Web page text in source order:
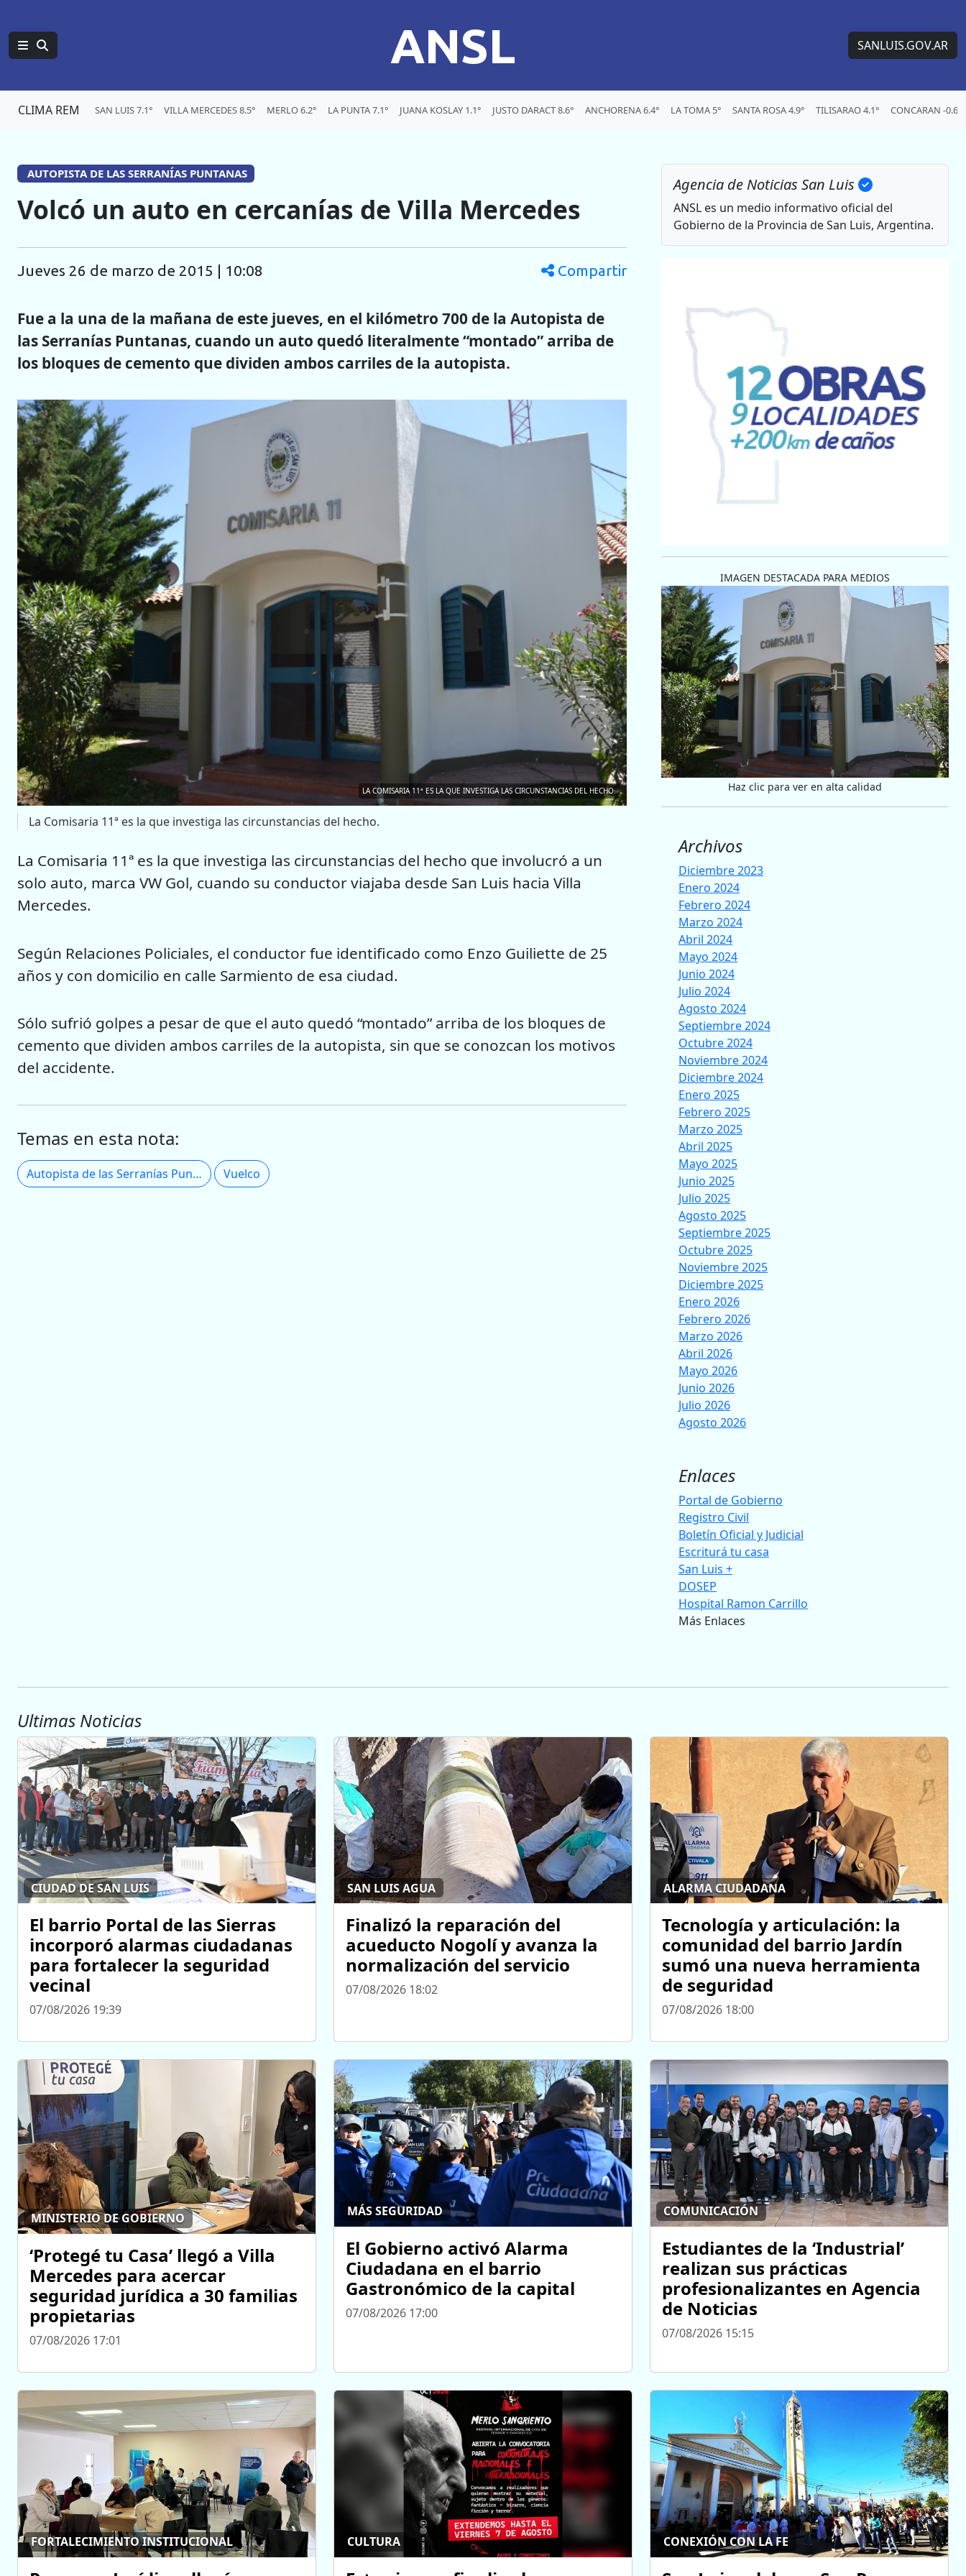
ANSL SANLUIS.GOV.AR
CLIMA REM SAN LUIS 7.1° VILLA MERCEDES 8.5° MERLO 6.2° LA PUNTA 7.1° JUANA KOSLAY 1.1° JUSTO DARACT 8.6° ANCHORENA 6.4° LA TOMA 5° SANTA ROSA 4.9° TILISARAO 4.1° CONCARAN -0.6°
AUTOPISTA DE LAS SERRANÍAS PUNTANAS
Volcó un auto en cercanías de Villa Mercedes
jueves 26 de marzo de 2015 | 10:08 Compartir
Fue a la una de la mañana de este jueves, en el kilómetro 700 de la Autopista de
las Serranías Puntanas, cuando un auto quedó literalmente “montado” arriba de
los bloques de cemento que dividen ambos carriles de la autopista.
LA COMISARIA 11ª ES LA QUE INVESTIGA LAS CIRCUNSTANCIAS DEL HECHO.
La Comisaria 11ª es la que investiga las circunstancias del hecho.
La Comisaria 11ª es la que investiga las circunstancias del hecho que involucró a un
solo auto, marca VW Gol, cuando su conductor viajaba desde San Luis hacia Villa
Mercedes.
Según Relaciones Policiales, el conductor fue identificado como Enzo Guiliette de 25
años y con domicilio en calle Sarmiento de esa ciudad.
Sólo sufrió golpes a pesar de que el auto quedó “montado” arriba de los bloques de
cemento que dividen ambos carriles de la autopista, sin que se conozcan los motivos
del accidente.
Temas en esta nota:
Autopista de las Serranías Puntanas Vuelco
Agencia de Noticias San Luis
ANSL es un medio informativo oficial del
Gobierno de la Provincia de San Luis, Argentina.
IMAGEN DESTACADA PARA MEDIOS
Haz clic para ver en alta calidad
Archivos
Diciembre 2023
Enero 2024
Febrero 2024
Marzo 2024
Abril 2024
Mayo 2024
Junio 2024
Julio 2024
Agosto 2024
Septiembre 2024
Octubre 2024
Noviembre 2024
Diciembre 2024
Enero 2025
Febrero 2025
Marzo 2025
Abril 2025
Mayo 2025
Junio 2025
Julio 2025
Agosto 2025
Septiembre 2025
Octubre 2025
Noviembre 2025
Diciembre 2025
Enero 2026
Febrero 2026
Marzo 2026
Abril 2026
Mayo 2026
Junio 2026
Julio 2026
Agosto 2026
Enlaces
Portal de Gobierno
Registro Civil
Boletín Oficial y Judicial
Escriturá tu casa
San Luis +
DOSEP
Hospital Ramon Carrillo
Más Enlaces
Ultimas Noticias
CIUDAD DE SAN LUIS
El barrio Portal de las Sierras
incorporó alarmas ciudadanas
para fortalecer la seguridad
vecinal
07/08/2026 19:39
SAN LUIS AGUA
Finalizó la reparación del
acueducto Nogolí y avanza la
normalización del servicio
07/08/2026 18:02
ALARMA CIUDADANA
Tecnología y articulación: la
comunidad del barrio Jardín
sumó una nueva herramienta
de seguridad
07/08/2026 18:00
MINISTERIO DE GOBIERNO
‘Protegé tu Casa’ llegó a Villa
Mercedes para acercar
seguridad jurídica a 30 familias
propietarias
07/08/2026 17:01
MÁS SEGURIDAD
El Gobierno activó Alarma
Ciudadana en el barrio
Gastronómico de la capital
07/08/2026 17:00
COMUNICACIÓN
Estudiantes de la ‘Industrial’
realizan sus prácticas
profesionalizantes en Agencia
de Noticias
07/08/2026 15:15
FORTALECIMIENTO INSTITUCIONAL CULTURA CONEXIÓN CON LA FE